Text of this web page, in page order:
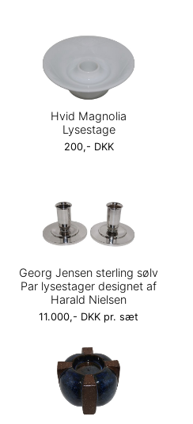
Hvid Magnolia
Lysestage
200,- DKK
Georg Jensen sterling sølv
Par lysestager designet af
Harald Nielsen
11.000,- DKK pr. sæt